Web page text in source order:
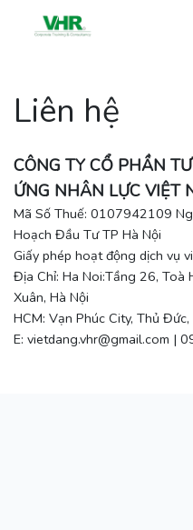
Liên hệ
CÔNG TY CỔ PHẦN
ỨNG NHÂN LỰC VIỆT
Mã Số Thuế: 0107942109
Hoạch Đầu Tư TP Hà Nội
Giấy phép hoạt động dịch vụ
Địa Chỉ: Ha Noi:Tầng 26, Toà
Xuân, Hà Nội
HCM: Vạn Phúc City, Thủ Đức,
E: vietdang.vhr@gmail.com